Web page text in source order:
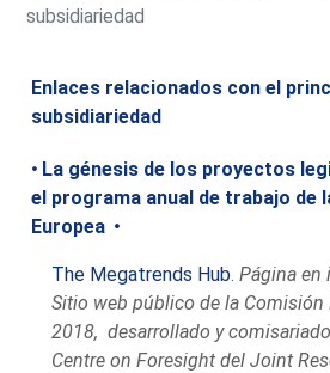
subsidiariedad
Enlaces relacionados con el
subsidiariedad
La génesis de los proyectos
el programa anual de trabajo de
Europea
The Megatrends Hub .Página en
Sitio web público de la Comisión
2018, desarrollado y
Centre on Foresight del Joint